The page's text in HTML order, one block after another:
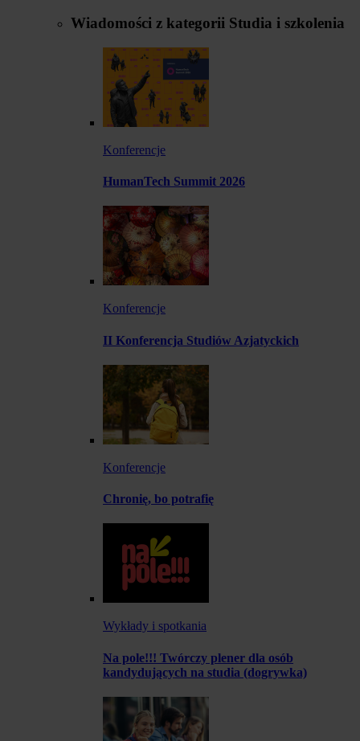
Wiadomości z kategorii Studia i szkolenia
Konferencje
HumanTech Summit 2026
Konferencje
II Konferencja Studiów Azjatyckich
Konferencje
Chronię, bo potrafię
Wykłady i spotkania
Na pole!!! Twórczy plener dla osób
kandydujących na studia (dogrywka)